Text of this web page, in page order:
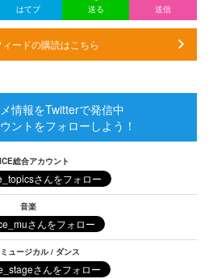
はてブ 送る 送信
ードの購読はこちら
情報をTwitterで発信中
ントをフォローしよう！
総合アカウント
音楽
ュージカル / ダンス